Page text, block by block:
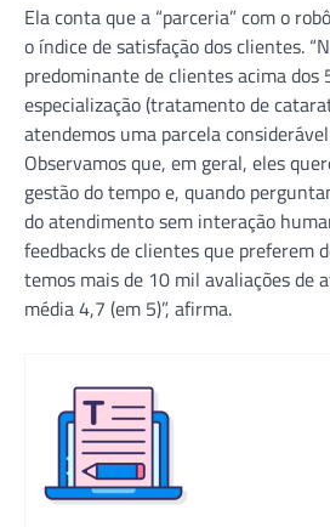
Ela conta que a “parceria” com o
o índice de satisfação dos clientes.
predominante de clientes acima dos
especialização (tratamento de
atendemos uma parcela
Observamos que, em geral, eles
gestão do tempo e, quando
do atendimento sem interação
feedbacks de clientes que preferem
temos mais de 10 mil avaliações de
média 4,7 (em 5)”, afirma.